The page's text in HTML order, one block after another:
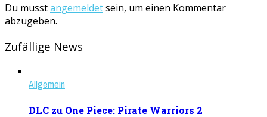
Du musstangemeldetsein, um einen Kommentar
abzugeben.
Zufällige News
Allgemein
DLC zu One Piece: Pirate Warriors 2